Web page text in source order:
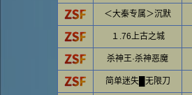
＜大秦专属＞沉默
１.76上古之城
杀神王·杀神恶魔
简单迷失█无限刀